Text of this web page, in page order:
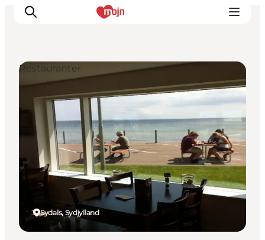
Oplevelser
Byer & Steder
Det sker
Overnatning
Planlæg din ferie
Booking
Sydals, Sydjylland
Restauranter